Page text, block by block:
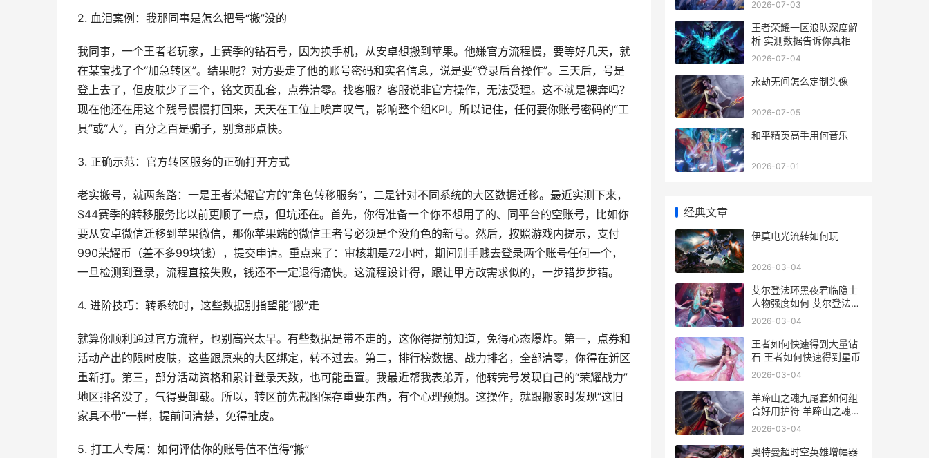
2. 血泪案例：我那同事是怎么把号“搬”没的
我同事，一个王者老玩家，上赛季的钻石号，因为换手机，从安卓想搬到苹果。他嫌官方流程慢，要等好几天，就
在某宝找了个“加急转区”。结果呢？对方要走了他的账号密码和实名信息，说是要“登录后台操作”。三天后，号是
登上去了，但皮肤少了三个，铭文页乱套，点券清零。找客服？客服说非官方操作，无法受理。这不就是裸奔吗？
现在他还在用这个残号慢慢打回来，天天在工位上唉声叹气，影响整个组KPI。所以记住，任何要你账号密码的“工
具”或“人”，百分之百是骗子，别贪那点快。
3. 正确示范：官方转区服务的正确打开方式
老实搬号，就两条路：一是王者荣耀官方的“角色转移服务”，二是针对不同系统的大区数据迁移。最近实测下来，
S44赛季的转移服务比以前更顺了一点，但坑还在。首先，你得准备一个你不想用了的、同平台的空账号，比如你
要从安卓微信迁移到苹果微信，那你苹果端的微信王者号必须是个没角色的新号。然后，按照游戏内提示，支付
990荣耀币（差不多99块钱），提交申请。重点来了：审核期是72小时，期间别手贱去登录两个账号任何一个，
一旦检测到登录，流程直接失败，钱还不一定退得痛快。这流程设计得，跟让甲方改需求似的，一步错步步错。
4. 进阶技巧：转系统时，这些数据别指望能“搬”走
就算你顺利通过官方流程，也别高兴太早。有些数据是带不走的，这你得提前知道，免得心态爆炸。第一，点券和
活动产出的限时皮肤，这些跟原来的大区绑定，转不过去。第二，排行榜数据、战力排名，全部清零，你得在新区
重新打。第三，部分活动资格和累计登录天数，也可能重置。我最近帮我表弟弄，他转完号发现自己的“荣耀战力”
地区排名没了，气得要卸载。所以，转区前先截图保存重要东西，有个心理预期。这操作，就跟搬家时发现“这旧
家具不带”一样，提前问清楚，免得扯皮。
5. 打工人专属：如何评估你的账号值不值得“搬”
2026-07-03
王者荣耀一区浪队深度解
析 实测数据告诉你真相
2026-07-04
永劫无间怎么定制头像
2026-07-05
和平精英高手用何音乐
2026-07-01
经典文章
伊莫电光流转如何玩
2026-03-04
艾尔登法环黑夜君临隐士
人物强度如何 艾尔登法环
黑夜君临表情包
2026-03-04
王者如何快速得到大量钻
石 王者如何快速得到星币
2026-03-04
羊蹄山之魂九尾套如何组
合好用护符 羊蹄山之魂九
尾藏身处
2026-03-04
奥特曼超时空英雄增幅器